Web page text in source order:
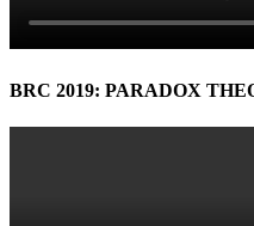
BRC 2019: PARADOX